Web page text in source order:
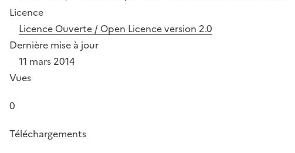
Licence
Licence Ouverte / Open Licence version 2.0
Dernière mise à jour
11 mars 2014
Vues
0
Téléchargements